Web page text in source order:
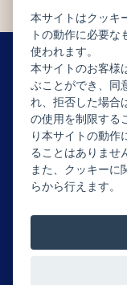
ニ
Copyright ©
本サイトはクッキ
トの動作に必要な
使われます。
本サイトのお客様
ぶことができ、同
れ、拒否した場合
の使用を制限する
り本サイトの動作
ることはありませ
また、クッキーに
らから行えます。